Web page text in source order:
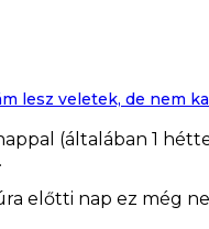
lesz veletek, de nem
(általában 1
előtti nap ez még